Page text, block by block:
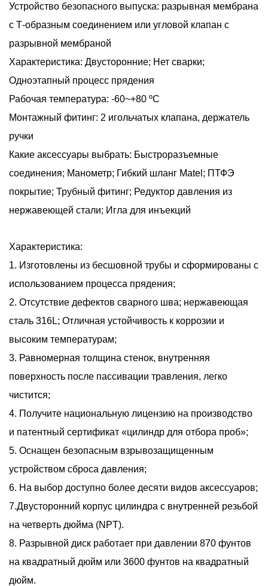
Устройство безопасного выпуска: разрывная мембрана
с Т-образным соединением или угловой клапан с
разрывной мембраной
Характеристика: Двусторонние; Нет сварки;
Одноэтапный процесс прядения
Рабочая температура: -60~+80 ºC
Монтажный фитинг: 2 игольчатых клапана, держатель
ручки
Какие аксессуары выбрать: Быстроразъемные
соединения; Манометр; Гибкий шланг Matel; ПТФЭ
покрытие; Трубный фитинг; Редуктор давления из
нержавеющей стали; Игла для инъекций
Характеристика:
1. Изготовлены из бесшовной трубы и сформированы с
использованием процесса прядения;
2. Отсутствие дефектов сварного шва; нержавеющая
сталь 316L; Отличная устойчивость к коррозии и
высоким температурам;
3. Равномерная толщина стенок, внутренняя
поверхность после пассивации травления, легко
чистится;
4. Получите национальную лицензию на производство
и патентный сертификат «цилиндр для отбора проб»;
5. Оснащен безопасным взрывозащищенным
устройством сброса давления;
6. На выбор доступно более десяти видов аксессуаров;
7.Двусторонний корпус цилиндра с внутренней резьбой
на четверть дюйма (NPT).
8. Разрывной диск работает при давлении 870 фунтов
на квадратный дюйм или 3600 фунтов на квадратный
дюйм.